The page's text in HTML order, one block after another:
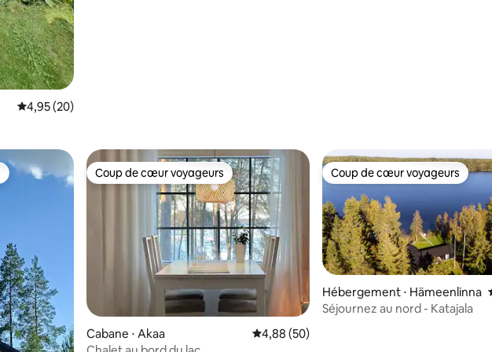
Évaluation moyenne sur la base de 20 commentaires : 4,95 sur 5
4,95 (20)
plus appréciés Coup de cœur voyageurs
Coup de cœur voyageurs
Cabane ⋅ Akaa Évaluation moyenne sur la base de 50
4,88 (50)
Coup de cœur voyageurs
Coup de cœur voyageurs
Hébergement ⋅ Hämeenlinna
Séjournez au nord - Katajala